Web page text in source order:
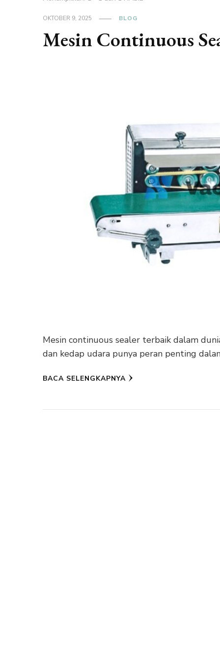
OKTOBER 9, 2025 BLOG
Mesin Continuous
Mesin continuous sealer terbaik dalam
dan kedap udara punya peran penting
BACA SELENGKAPNYA